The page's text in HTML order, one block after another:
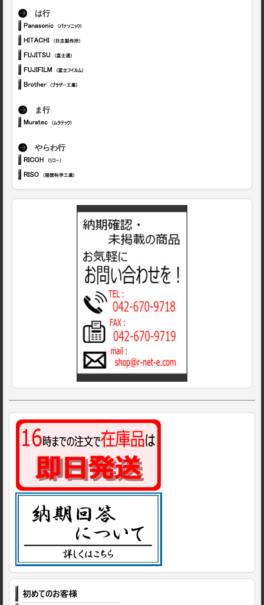
は行
ま行
やらわ行